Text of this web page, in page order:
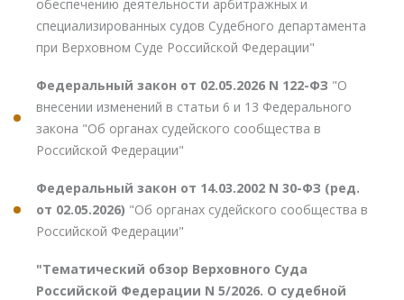
обеспечению деятельности арбитражных и
специализированных судов Судебного департамента
при Верховном Суде Российской Федерации"
Федеральный закон от 02.05.2026 N 122-ФЗ "О
внесении изменений в статьи 6 и 13 Федерального
закона "Об органах судейского сообщества в
Российской Федерации"
Федеральный закон от 14.03.2002 N 30-ФЗ (ред.
от 02.05.2026) "Об органах судейского сообщества в
Российской Федерации"
"Тематический обзор Верховного Суда
Российской Федерации N 5/2026. О судебной